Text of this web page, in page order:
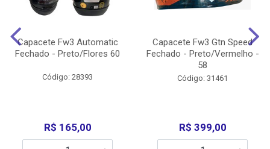
Capacete Fw3 Automatic
Fechado - Preto/Flores 60
Código: 28393
R$ 165,00
Capacete Fw3 Gtn Speed
Fechado - Preto/Vermelho -
58
Código: 31461
R$ 399,00